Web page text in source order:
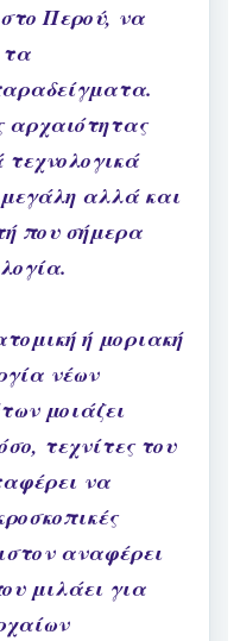
Περού, να
τα
αρχαιότητας
τεχνολογικά
αλλά και
που σήμερα
ή μοριακή
νέων
μοιάζει
τεχνίτες του
να
αναφέρει
μιλάει για